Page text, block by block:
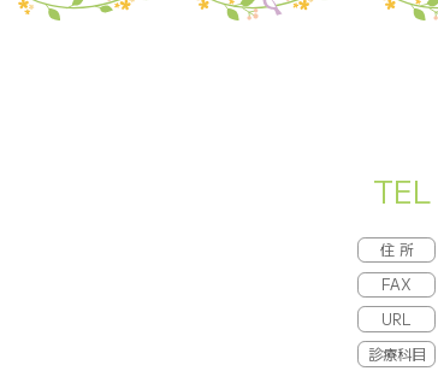
TEL
住 所
FAX
URL
診療科目